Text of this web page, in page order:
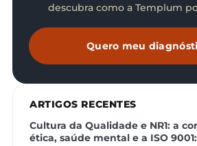
descubra como a Templum
Quero meu
ARTIGOS RECENTES
Cultura da Qualidade e NR1: a
ética, saúde mental e a ISO